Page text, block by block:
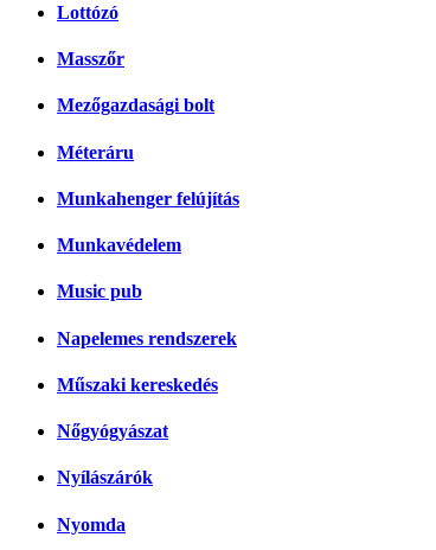
Lottózó
Masszőr
Mezőgazdasági bolt
Méteráru
Munkahenger felújítás
Munkavédelem
Music pub
Napelemes rendszerek
Műszaki kereskedés
Nőgyógyászat
Nyílászárók
Nyomda